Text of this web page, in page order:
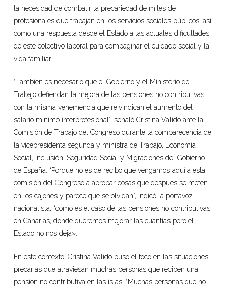
la necesidad de combatir la precariedad de miles de
profesionales que trabajan en los servicios sociales públicos, así
como una respuesta desde el Estado a las actuales dificultades
de este colectivo laboral para compaginar el cuidado social y la
vida familiar.
“También es necesario que el Gobierno y el Ministerio de
Trabajo defiendan la mejora de las pensiones no contributivas
con la misma vehemencia que reivindican el aumento del
salario mínimo interprofesional”, señaló Cristina Valido ante la
Comisión de Trabajo del Congreso durante la comparecencia de
la vicepresidenta segunda y ministra de Trabajo, Economía
Social, Inclusión, Seguridad Social y Migraciones del Gobierno
de España. “Porque no es de recibo que vengamos aquí a esta
comisión del Congreso a aprobar cosas que después se meten
en los cajones y parece que se olvidan”, indicó la portavoz
nacionalista, “como es el caso de las pensiones no contributivas
en Canarias, donde queremos mejorar las cuantías pero el
Estado no nos deja».
En este contexto, Cristina Valido puso el foco en las situaciones
precarias que atraviesan muchas personas que reciben una
pensión no contributiva en las islas. “Muchas personas que no